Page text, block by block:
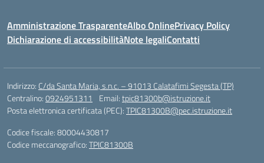
Amministrazione TrasparenteAlbo OnlinePrivacy Policy
Dichiarazione di accessibilitàNote legaliContatti
Indirizzo: C/da Santa Maria, s.n.c. – 91013 Calatafimi Segesta (TP)
Centralino:0924951311 Email:tpic81300b@istruzione.it
Posta elettronica certificata (PEC):TPIC81300B@pec.istruzione.it
Codice fiscale: 80004430817
Codice meccanografico:TPIC81300B